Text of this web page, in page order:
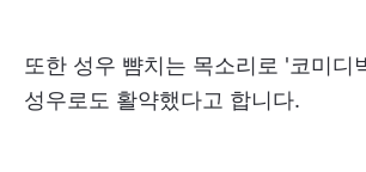
또한 성우 뺨치는 목소리로 '코미디
성우로도 활약했다고 합니다.